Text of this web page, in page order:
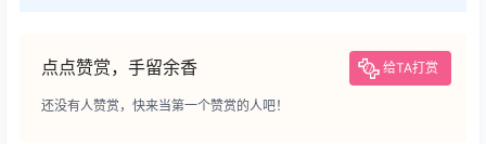
点点赞赏，手留余香 给TA打赏
还没有人赞赏，快来当第一个赞赏的人吧！